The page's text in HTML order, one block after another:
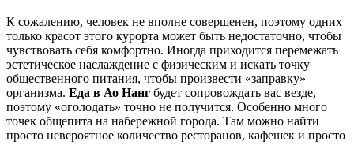
К сожалению, человек не вполне совершенен, поэтому одних
только красот этого курорта может быть недостаточно, чтобы
чувствовать себя комфортно. Иногда приходится перемежать
эстетическое наслаждение с физическим и искать точку
общественного питания, чтобы произвести «заправку»
организма. Еда в Ао Нанг будет сопровождать вас везде,
поэтому «оголодать» точно не получится. Особенно много
точек общепита на набережной города. Там можно найти
просто невероятное количество ресторанов, кафешек и просто